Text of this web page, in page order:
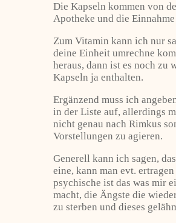
Die Kapseln kommen von
Apotheke und die
Zum Vitamin kann ich nur
deine Einheit umrechne
heraus, dann ist es noch zu
Kapseln ja enthalten.
Ergänzend muss ich
in der Liste auf, allerdings
nicht genau nach Rimkus
Vorstellungen zu agieren.
Generell kann ich sagen,
eine, kann man evt.
psychische ist das was mir
macht, die Ängste die
zu sterben und dieses